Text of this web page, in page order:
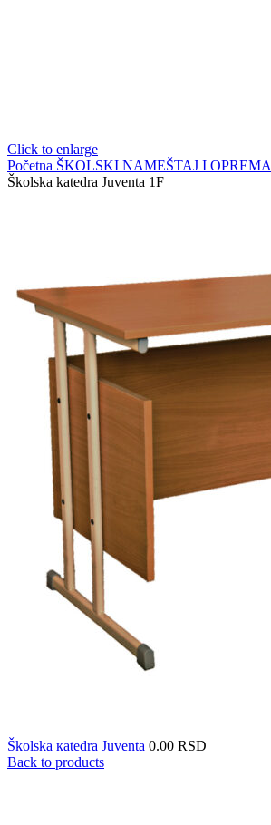
Click to enlarge
Početna ŠKOLSKI NAMEŠTAJ I OPREMA
Školska katedra Juventa 1F
Školska кatedra Juventa 0.00 RSD
Back to products